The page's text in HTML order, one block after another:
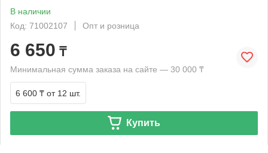
В наличии
Код: 71002107
Опт и розница
6 650 ₸
Минимальная сумма заказа на сайте — 30 000 ₸
6 600 ₸ от 12 шт.
Купить